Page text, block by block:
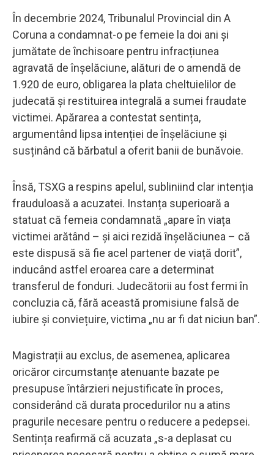
În decembrie 2024, Tribunalul Provincial din A
Coruna a condamnat-o pe femeie la doi ani și
jumătate de închisoare pentru infracțiunea
agravată de înșelăciune, alături de o amendă de
1.920 de euro, obligarea la plata cheltuielilor de
judecată și restituirea integrală a sumei fraudate
victimei. Apărarea a contestat sentința,
argumentând lipsa intenției de înșelăciune și
susținând că bărbatul a oferit banii de bunăvoie.
Însă, TSXG a respins apelul, subliniind clar intenția
frauduloasă a acuzatei. Instanța superioară a
statuat că femeia condamnată „apare în viața
victimei arătând – și aici rezidă înșelăciunea – că
este dispusă să fie acel partener de viață dorit”,
inducând astfel eroarea care a determinat
transferul de fonduri. Judecătorii au fost fermi în
concluzia că, fără această promisiune falsă de
iubire și conviețuire, victima „nu ar fi dat niciun ban”.
Magistrații au exclus, de asemenea, aplicarea
oricăror circumstanțe atenuante bazate pe
presupuse întârzieri nejustificate în proces,
considerând că durata procedurilor nu a atins
pragurile necesare pentru o reducere a pedepsei.
Sentința reafirmă că acuzata „s-a deplasat cu